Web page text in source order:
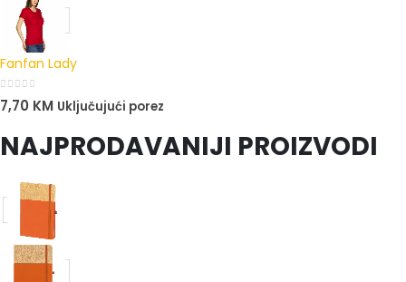
Fanfan Lady
0out of 5
7,70 KM Uključujući porez
NAJPRODAVANIJI PROIZVODI